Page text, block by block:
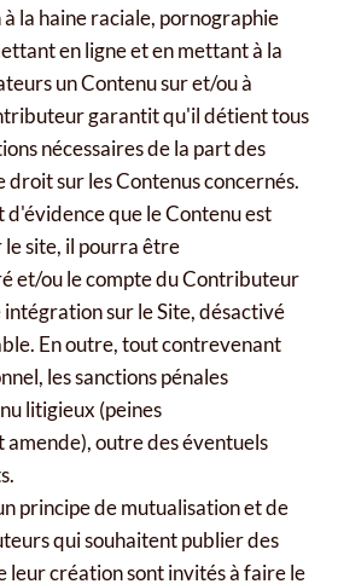
la haine raciale, pornographie
en ligne et en mettant à la
un Contenu sur et/ou à
garantit qu'il détient tous
nécessaires de la part des
sur les Contenus concernés.
que le Contenu est
site, il pourra être
et/ou le compte du Contributeur
sur le Site, désactivé
En outre, tout contrevenant
les sanctions pénales
litigieux (peines
outre des éventuels
principe de mutualisation et de
qui souhaitent publier des
leur création sont invités à faire le